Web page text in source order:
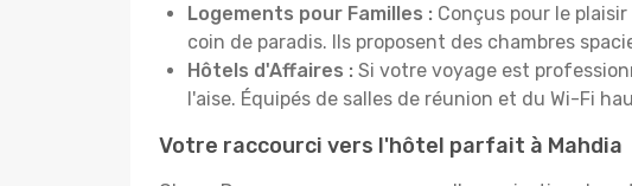
Logements pour Familles : Conçus pour le
coin de paradis. Ils proposent des chambres
Hôtels d'Affaires : Si votre voyage est
l'aise. Équipés de salles de réunion et du Wi-Fi
Votre raccourci vers l'hôtel parfait à Mahdia